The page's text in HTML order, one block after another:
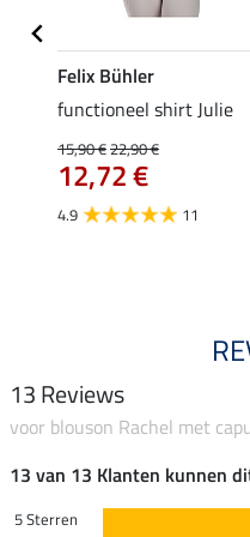
Felix Bühler
functioneel shirt Julie
15,90 €22,90 €
12,72 €
4.9 11
13 Reviews
voor blouson Rachel met
13 van 13 Klanten kunnen
5 Sterren